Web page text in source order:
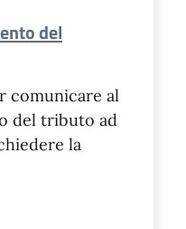
del
comunicare al
del tributo ad
la